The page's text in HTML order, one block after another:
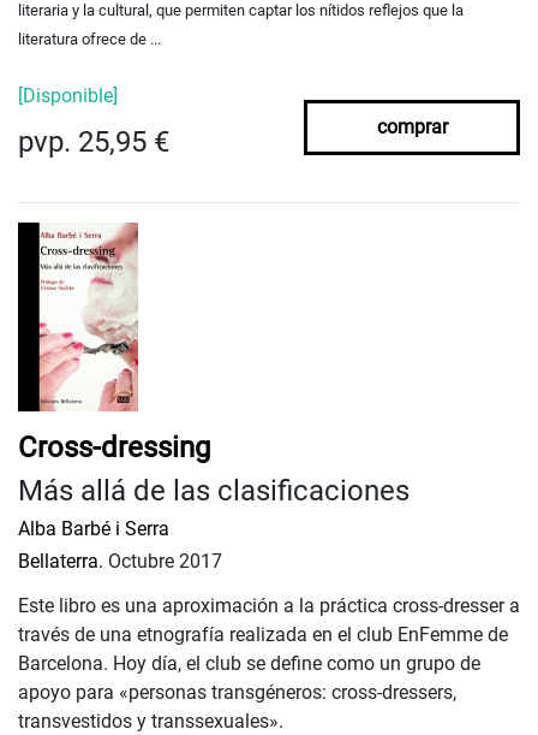
literaria y la cultural, que permiten captar los nítidos reflejos que la
literatura ofrece de ...
[Disponible]
pvp. 25,95 € comprar
Cross-dressing
Más allá de las clasificaciones
Alba Barbé i Serra
Bellaterra. Octubre 2017
Este libro es una aproximación a la práctica cross-dresser a
través de una etnografía realizada en el club EnFemme de
Barcelona. Hoy día, el club se define como un grupo de
apoyo para «personas transgéneros: cross-dressers,
transvestidos y transsexuales».